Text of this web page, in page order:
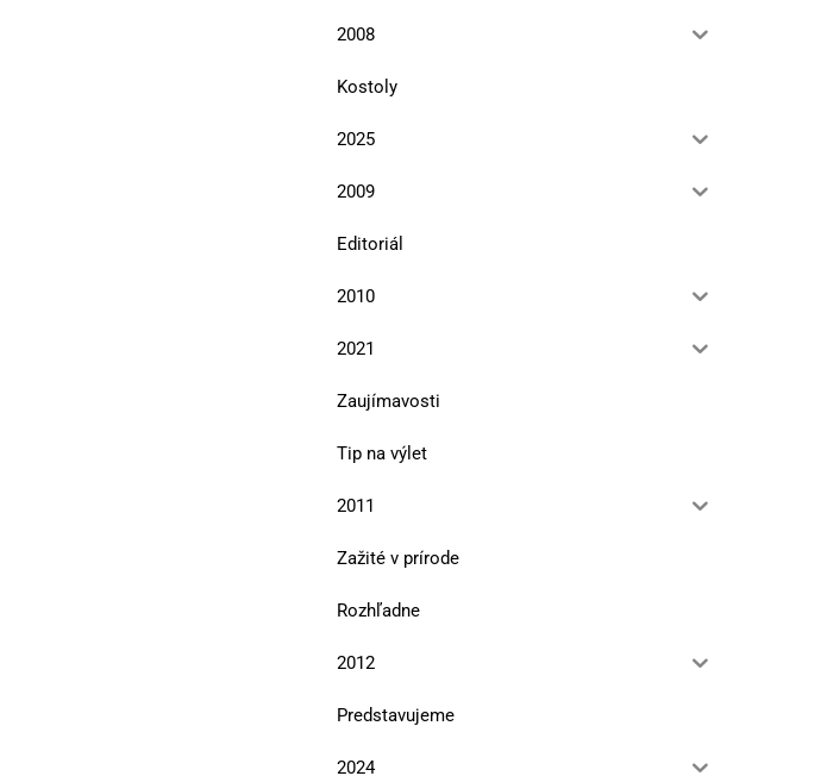
2008
Kostoly
2025
2009
Editoriál
2010
2021
Zaujímavosti
Tip na výlet
2011
Zažité v prírode
Rozhľadne
2012
Predstavujeme
2024